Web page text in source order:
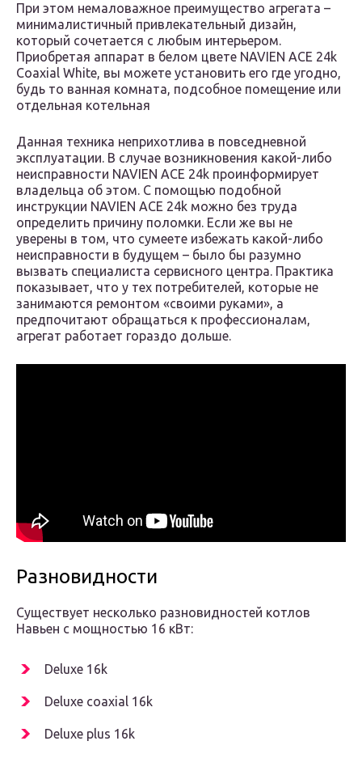
При этом немаловажное преимущество агрегата –
минималистичный привлекательный дизайн,
который сочетается с любым интерьером.
Приобретая аппарат в белом цвете NAVIEN ACE 24k
Coaxial White, вы можете установить его где угодно,
будь то ванная комната, подсобное помещение или
отдельная котельная
Данная техника неприхотлива в повседневной
эксплуатации. В случае возникновения какой-либо
неисправности NAVIEN ACE 24k проинформирует
владельца об этом. С помощью подобной
инструкции NAVIEN ACE 24k можно без труда
определить причину поломки. Если же вы не
уверены в том, что сумеете избежать какой-либо
неисправности в будущем – было бы разумно
вызвать специалиста сервисного центра. Практика
показывает, что у тех потребителей, которые не
занимаются ремонтом «своими руками», а
предпочитают обращаться к профессионалам,
агрегат работает гораздо дольше.
Разновидности
Существует несколько разновидностей котлов
Навьен с мощностью 16 кВт:
Deluxe 16k
Deluxe coaxial 16k
Deluxe plus 16k